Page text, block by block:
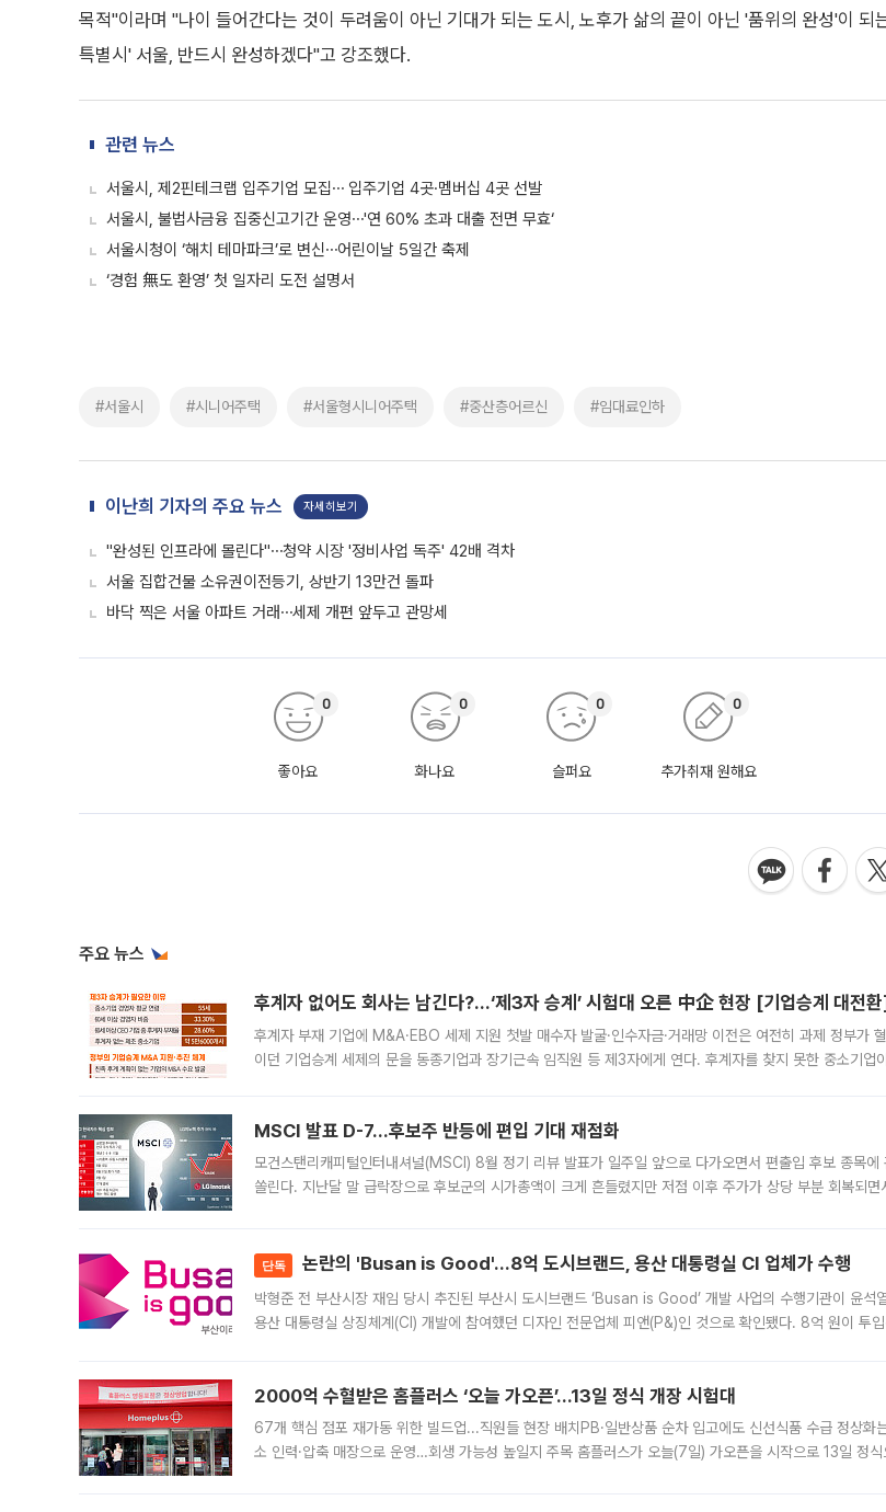
목적"이라며 "나이 들어간다는 것이 두려움이 아닌 기대가 되는 도시, 노후가 삶의 끝이 아닌 '품위의 완성'이 되
특별시' 서울, 반드시 완성하겠다"고 강조했다.
관련 뉴스
서울시, 제2핀테크랩 입주기업 모집⋯ 입주기업 4곳·멤버십 4곳 선발
서울시, 불법사금융 집중신고기간 운영⋯'연 60% 초과 대출 전면 무효‘
서울시청이 ‘해치 테마파크’로 변신⋯어린이날 5일간 축제
‘경험 無도 환영’ 첫 일자리 도전 설명서
#서울시 #시니어주택 #서울형시니어주택 #중산층어르신 #임대료인하
이난희 기자의 주요 뉴스 자세히보기
"완성된 인프라에 몰린다"⋯청약 시장 '정비사업 독주' 42배 격차
서울 집합건물 소유권이전등기, 상반기 13만건 돌파
바닥 찍은 서울 아파트 거래⋯세제 개편 앞두고 관망세
좋아요
0
화나요
0
슬퍼요
0
추가취재 원해요
0
주요 뉴스
후계자 없어도 회사는 남긴다?…‘제3자 승계’ 시험대 오른 中企 현장 [기업승계 대전
후계자 부재 기업에 M&A·EBO 세제 지원 첫발 매수자 발굴·인수자금·거래망 이전은 여전히 과제 정부가
이던 기업승계 세제의 문을 동종기업과 장기근속 임직원 등 제3자에게 연다. 후계자를 찾지 못한 중소기업
MSCI 발표 D-7…후보주 반등에 편입 기대 재점화
모건스탠리캐피털인터내셔널(MSCI) 8월 정기 리뷰 발표가 일주일 앞으로 다가오면서 편출입 후보 종목에
쏠린다. 지난달 말 급락장으로 후보군의 시가총액이 크게 흔들렸지만 저점 이후 주가가 상당 부분 회복되면
단독 논란의 'Busan is Good'…8억 도시브랜드, 용산 대통령실 CI 업체가 수행
박형준 전 부산시장 재임 당시 추진된 부산시 도시브랜드 ‘Busan is Good’ 개발 사업의 수행기관이 윤석
용산 대통령실 상징체계(CI) 개발에 참여했던 디자인 전문업체 피앤(P&)인 것으로 확인됐다. 8억 원이 투
2000억 수혈받은 홈플러스 ‘오늘 가오픈’...13일 정식 개장 시험대
67개 핵심 점포 재가동 위한 빌드업...직원들 현장 배치PB·일반상품 순차 입고에도 신선식품 수급 정상화
소 인력·압축 매장으로 운영…회생 가능성 높일지 주목 홈플러스가 오늘(7일) 가오픈을 시작으로 13일 정식